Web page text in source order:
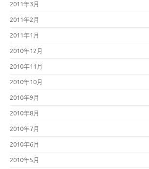
2011年3月
2011年2月
2011年1月
2010年12月
2010年11月
2010年10月
2010年9月
2010年8月
2010年7月
2010年6月
2010年5月